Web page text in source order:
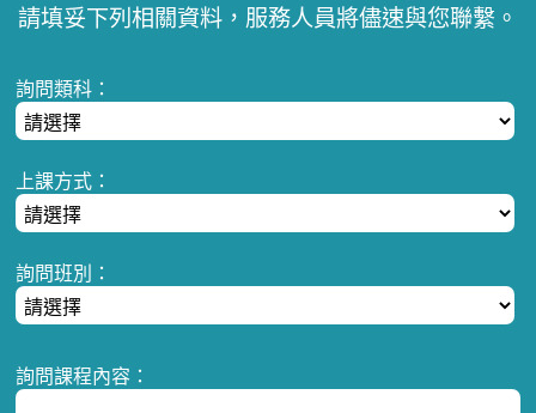
請填妥下列相關資料，服務人員將儘速與您聯繫。
詢問類科：
上課方式：
詢問班別：
詢問課程內容：